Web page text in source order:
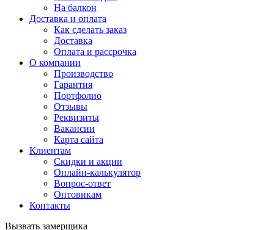
На балкон
Доставка и оплата
Как сделать заказ
Доставка
Оплата и рассрочка
О компании
Производство
Гарантия
Портфолио
Отзывы
Реквизиты
Вакансии
Карта сайта
Клиентам
Скидки и акции
Онлайн-калькулятор
Вопрос-ответ
Оптовикам
Контакты
Вызвать замерщика